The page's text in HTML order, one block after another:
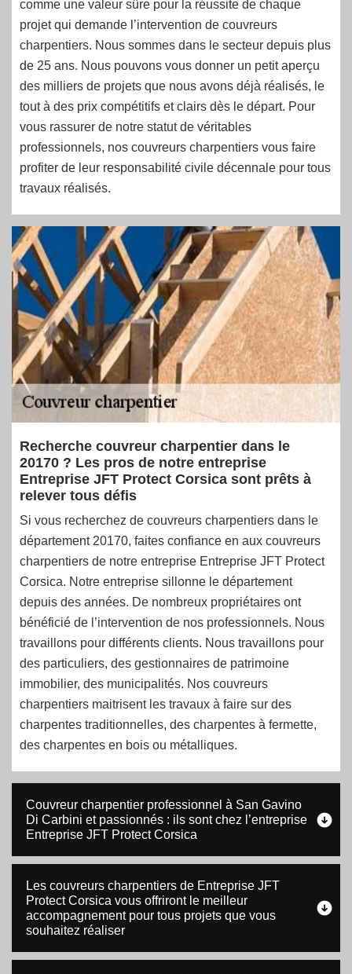
comme une valeur sûre pour la réussite de chaque
projet qui demande l’intervention de couvreurs
charpentiers. Nous sommes dans le secteur depuis plus
de 25 ans. Nous pouvons vous donner un petit aperçu
des milliers de projets que nous avons déjà réalisés, le
tout à des prix compétitifs et clairs dès le départ. Pour
vous rassurer de notre statut de véritables
professionnels, nos couvreurs charpentiers vous faire
profiter de leur responsabilité civile décennale pour tous
travaux réalisés.
Recherche couvreur charpentier dans le
20170 ? Les pros de notre entreprise
Entreprise JFT Protect Corsica sont prêts à
relever tous défis
Si vous recherchez de couvreurs charpentiers dans le
département 20170, faites confiance en aux couvreurs
charpentiers de notre entreprise Entreprise JFT Protect
Corsica. Notre entreprise sillonne le département
depuis des années. De nombreux propriétaires ont
bénéficié de l’intervention de nos professionnels. Nous
travaillons pour différents clients. Nous travaillons pour
des particuliers, des gestionnaires de patrimoine
immobilier, des municipalités. Nos couvreurs
charpentiers maitrisent les travaux à faire sur des
charpentes traditionnelles, des charpentes à fermette,
des charpentes en bois ou métalliques.
Couvreur charpentier professionnel à San Gavino
Di Carbini et passionnés : ils sont chez l’entreprise
Entreprise JFT Protect Corsica
Les couvreurs charpentiers de Entreprise JFT
Protect Corsica vous offriront le meilleur
accompagnement pour tous projets que vous
souhaitez réaliser